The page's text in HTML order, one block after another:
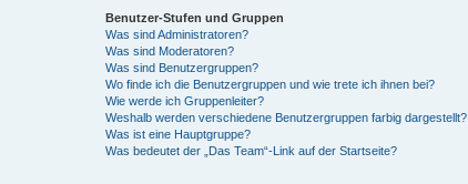
Benutzer-Stufen und Gruppen
Was sind Administratoren?
Was sind Moderatoren?
Was sind Benutzergruppen?
Wo finde ich die Benutzergruppen und wie trete ich ihnen bei?
Wie werde ich Gruppenleiter?
Weshalb werden verschiedene Benutzergruppen farbig dargestellt?
Was ist eine Hauptgruppe?
Was bedeutet der „Das Team“-Link auf der Startseite?